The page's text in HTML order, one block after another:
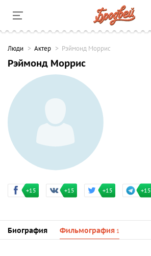
Люди Актер Рэймонд Моррис
Рэймонд Моррис
+15 +15 +15 +15
Биография Фильмография 1